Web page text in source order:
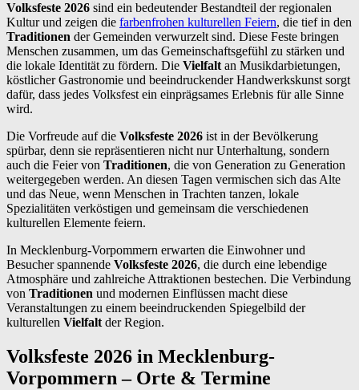
Volksfeste 2026 sind ein bedeutender Bestandteil der regionalen
Kultur und zeigen die farbenfrohen kulturellen Feiern, die tief in den
Traditionen der Gemeinden verwurzelt sind. Diese Feste bringen
Menschen zusammen, um das Gemeinschaftsgefühl zu stärken und
die lokale Identität zu fördern. Die Vielfalt an Musikdarbietungen,
köstlicher Gastronomie und beeindruckender Handwerkskunst sorgt
dafür, dass jedes Volksfest ein einprägsames Erlebnis für alle Sinne
wird.
Die Vorfreude auf die Volksfeste 2026 ist in der Bevölkerung
spürbar, denn sie repräsentieren nicht nur Unterhaltung, sondern
auch die Feier von Traditionen, die von Generation zu Generation
weitergegeben werden. An diesen Tagen vermischen sich das Alte
und das Neue, wenn Menschen in Trachten tanzen, lokale
Spezialitäten verköstigen und gemeinsam die verschiedenen
kulturellen Elemente feiern.
In Mecklenburg-Vorpommern erwarten die Einwohner und
Besucher spannende Volksfeste 2026, die durch eine lebendige
Atmosphäre und zahlreiche Attraktionen bestechen. Die Verbindung
von Traditionen und modernen Einflüssen macht diese
Veranstaltungen zu einem beeindruckenden Spiegelbild der
kulturellen Vielfalt der Region.
Volksfeste 2026 in Mecklenburg-
Vorpommern – Orte & Termine